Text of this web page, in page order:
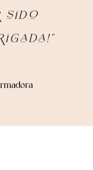
sido